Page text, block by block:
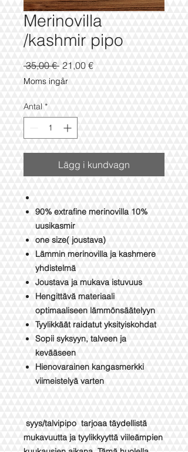
Merinovilla
/kashmir pipo
35,00 € Ordinarie
pris
21,00 €Reapris
Moms ingår
Antal *
Lägg i kundvagn
90% extrafine merinovilla 10%
uusikasmir
one size( joustava)
Lämmin merinovilla ja kashmere
yhdistelmä
Joustava ja mukava istuvuus
Hengittävä materiaali
optimaaliseen lämmönsäätelyyn
Tyylikkäät raidatut yksityiskohdat
Sopii syksyyn, talveen ja
kevääseen
Hienovarainen kangasmerkki
viimeistelyä varten
syys/talvipipo tarjoaa täydellistä
mukavuutta ja tyylikkyyttä viileämpien